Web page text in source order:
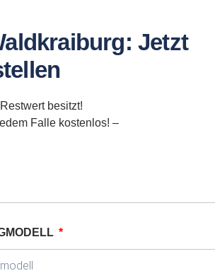
Jetzt
besitzt!
Falle kostenlos! –